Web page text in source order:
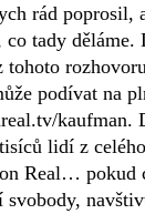
rád poprosil,
tady děláme.
tohoto
podívat na
kaufman.
lidí z
Real… pokud